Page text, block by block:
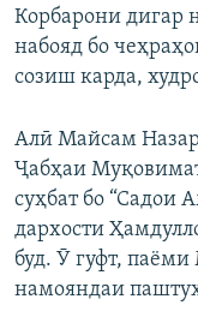
Корбарони дигар
набояд бо
созиш карда,
Алӣ Майсам
Ҷабҳаи
суҳбат бо “Садои
дархости
буд. Ӯ гуфт,
намояндаи